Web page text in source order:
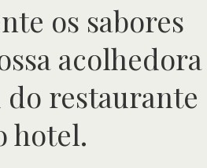
os sabores
acolhedora
restaurante
hotel.